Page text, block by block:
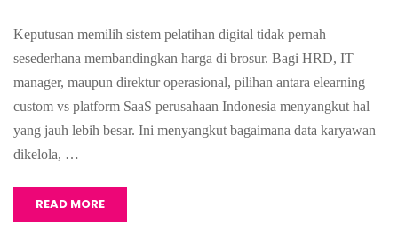
Keputusan memilih sistem pelatihan digital tidak pernah
sesederhana membandingkan harga di brosur. Bagi HRD, IT
manager, maupun direktur operasional, pilihan antara elearning
custom vs platform SaaS perusahaan Indonesia menyangkut hal
yang jauh lebih besar. Ini menyangkut bagaimana data karyawan
dikelola, …
READ MORE